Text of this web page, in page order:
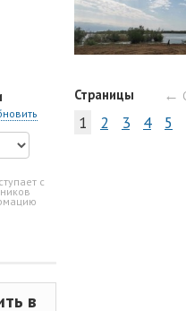
с
в
Страницы ←
1
2 3 4 5